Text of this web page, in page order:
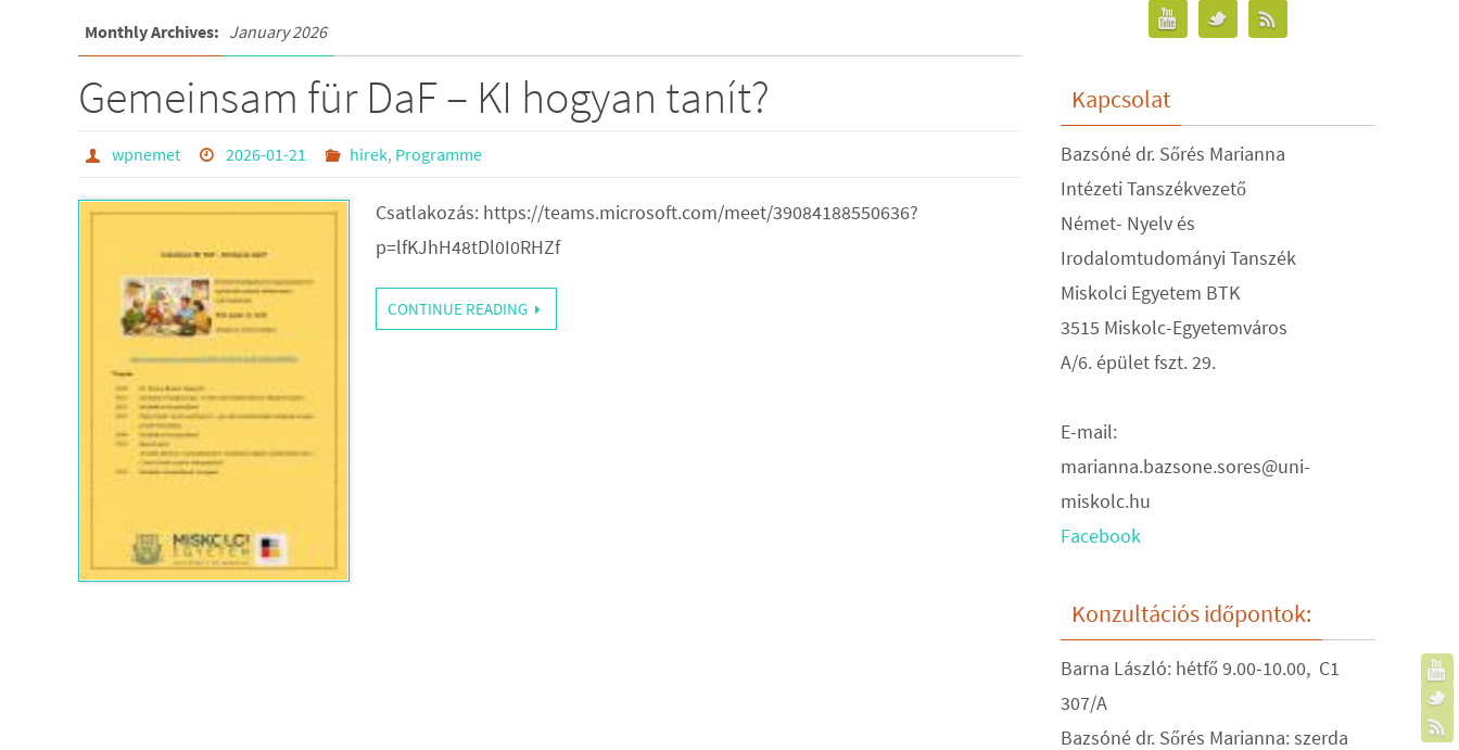
Monthly Archives: January 2026
Gemeinsam für DaF – KI hogyan tanít?
wpnemet 2026-01-21 hirek, Programme
Csatlakozás: https://teams.microsoft.com/meet/39084188550636?
p=lfKJhH48tDl0I0RHZf
CONTINUE READING
Kapcsolat
Bazsóné dr. Sőrés Marianna
Intézeti Tanszékvezető
Német- Nyelv és
Irodalomtudományi Tanszék
Miskolci Egyetem BTK
3515 Miskolc-Egyetemváros
A/6. épület fszt. 29.
E-mail:
marianna.bazsone.sores@uni-
miskolc.hu
Facebook
Konzultációs időpontok:
Barna László: hétfő 9.00-10.00, C1
307/A
Bazsóné dr. Sőrés Marianna: szerda